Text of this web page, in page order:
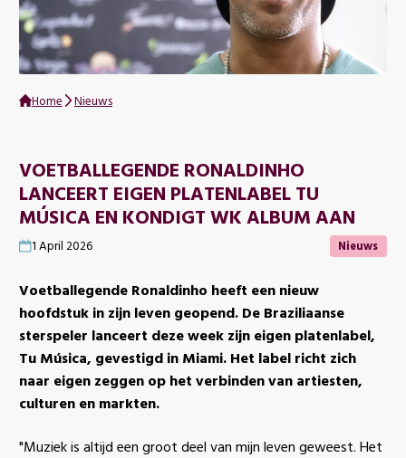
Home Nieuws
VOETBALLEGENDE RONALDINHO
LANCEERT EIGEN PLATENLABEL TU
MÚSICA EN KONDIGT WK ALBUM AAN
1 April 2026 Nieuws
Voetballegende Ronaldinho heeft een nieuw
hoofdstuk in zijn leven geopend. De Braziliaanse
sterspeler lanceert deze week zijn eigen platenlabel,
Tu Música, gevestigd in Miami. Het label richt zich
naar eigen zeggen op het verbinden van artiesten,
culturen en markten.
"Muziek is altijd een groot deel van mijn leven geweest. Het